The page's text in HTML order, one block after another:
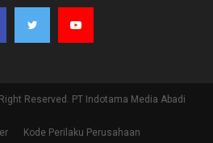
Reserved. PT Indotama Media Abadi
Kode Perilaku Perusahaan